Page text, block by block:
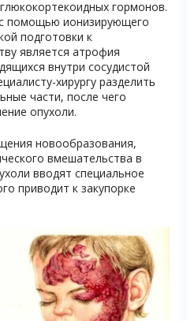
гормонов.
помощью ионизирующего
подготовки к
является атрофия
внутри сосудистой
хирургу разделить
части, после чего
опухоли.
новообразования,
вмешательства в
вводят специальное
приводит к закупорке